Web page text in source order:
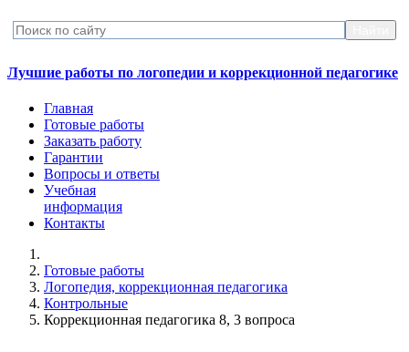
Лучшие работы по логопедии и коррекционной педагогике
Главная
Готовые работы
Заказать работу
Гарантии
Вопросы и ответы
Учебная
информация
Контакты
Готовые работы
Логопедия, коррекционная педагогика
Контрольные
Коррекционная педагогика 8, 3 вопроса